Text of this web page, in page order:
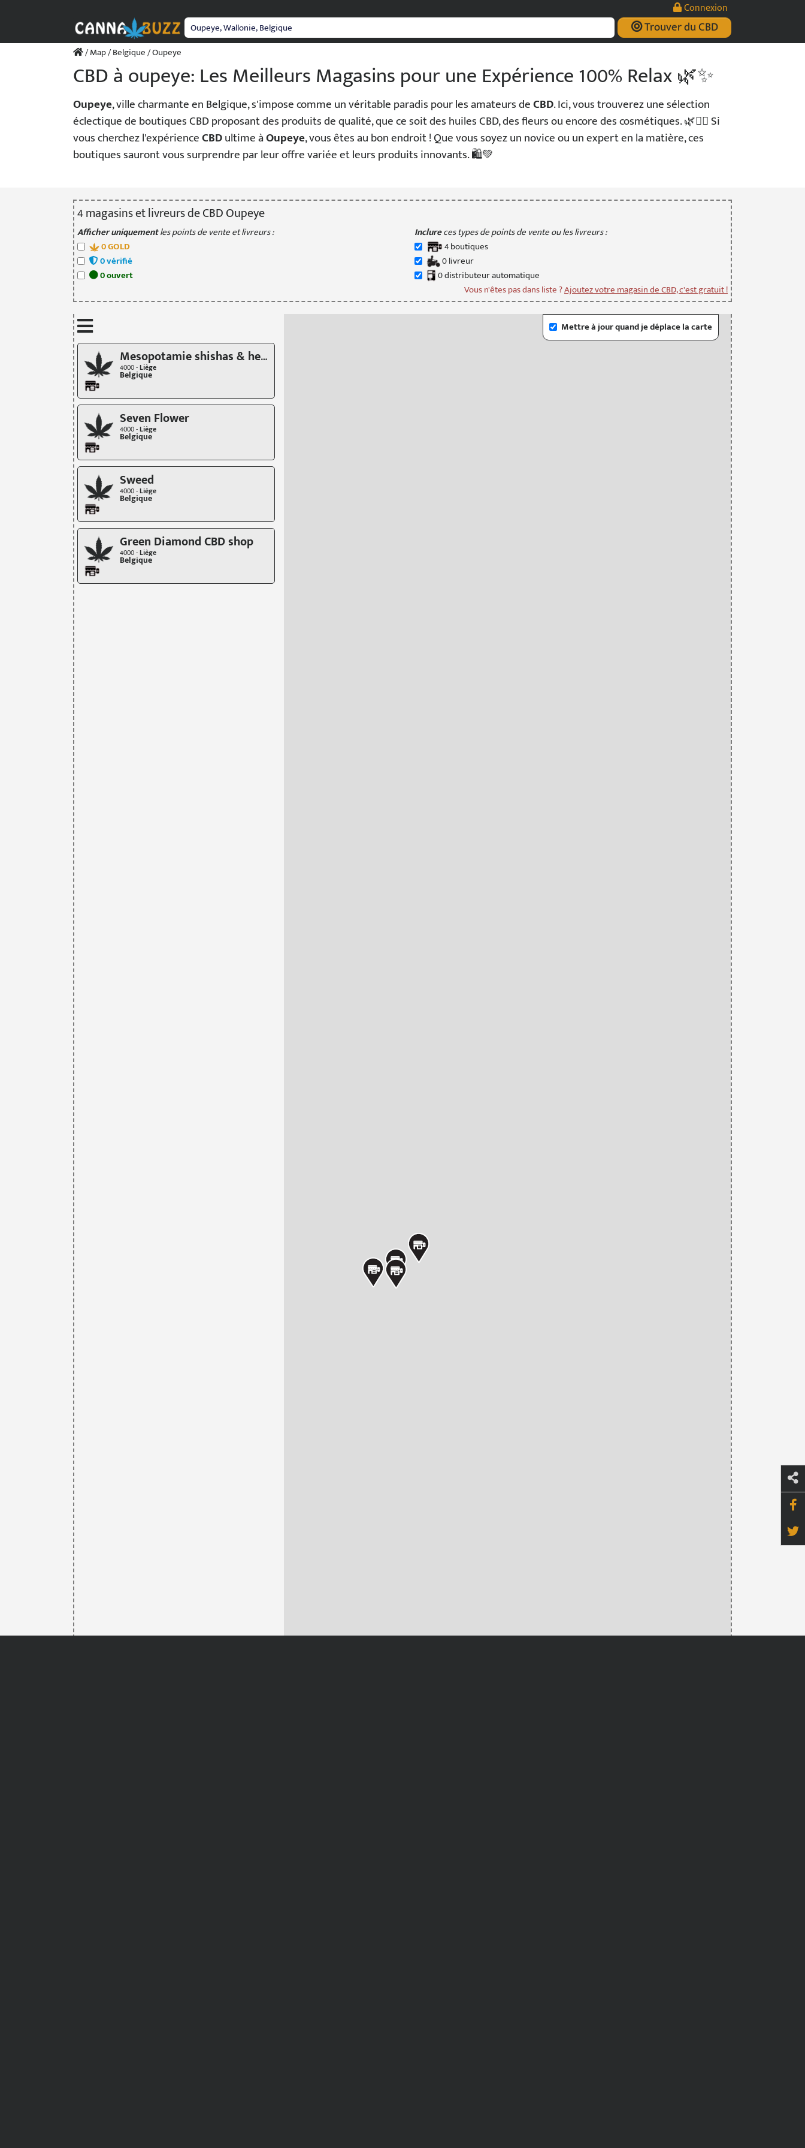
Connexion
Trouver du CBD
/Map/Belgique/ Oupeye
CBD à oupeye: Les Meilleurs Magasins pour une Expérience 100% Relax 🌿✨
Oupeye, ville charmante en Belgique, s'impose comme un véritable paradis pour les amateurs deCBD. Ici, vous trouverez une sélection
éclectique de boutiques CBD proposant des produits de qualité, que ce soit des huiles CBD, des fleurs ou encore des cosmétiques. 🌿💆‍♂️ Si
vous cherchez l'expérienceCBDultime àOupeye, vous êtes au bon endroit ! Que vous soyez un novice ou un expert en la matière, ces
boutiques sauront vous surprendre par leur offre variée et leurs produits innovants. 🛍️💚
4magasinset livreursde CBD Oupeye
Afficher uniquementles points de vente et livreurs :
0GOLD
0vérifié
0ouvert
Inclureces types de points de vente ou les livreurs :
4boutiques
0livreur
0distributeurautomatique
Vous n'êtes pas dans liste ?Ajoutez votre magasin de CBD, c'est gratuit !
Mettre à jour quand je déplace la carte
Mesopotamie shishas & headshop
4000 -Liège
Belgique
Seven Flower
4000 -Liège
Belgique
Sweed
4000 -Liège
Belgique
Green Diamond CBD shop
4000 -Liège
Belgique